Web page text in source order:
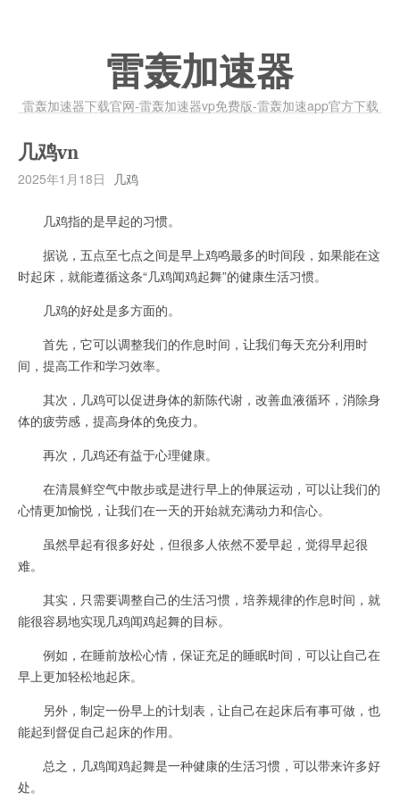
雷轰加速器
雷轰加速器下载官网-雷轰加速器vp免费版-雷轰加速app官方下载
几鸡vn
2025年1月18日 几鸡
几鸡指的是早起的习惯。
据说，五点至七点之间是早上鸡鸣最多的时间段，如果能在这
时起床，就能遵循这条“几鸡闻鸡起舞”的健康生活习惯。
几鸡的好处是多方面的。
首先，它可以调整我们的作息时间，让我们每天充分利用时
间，提高工作和学习效率。
其次，几鸡可以促进身体的新陈代谢，改善血液循环，消除身
体的疲劳感，提高身体的免疫力。
再次，几鸡还有益于心理健康。
在清晨鲜空气中散步或是进行早上的伸展运动，可以让我们的
心情更加愉悦，让我们在一天的开始就充满动力和信心。
虽然早起有很多好处，但很多人依然不爱早起，觉得早起很
难。
其实，只需要调整自己的生活习惯，培养规律的作息时间，就
能很容易地实现几鸡闻鸡起舞的目标。
例如，在睡前放松心情，保证充足的睡眠时间，可以让自己在
早上更加轻松地起床。
另外，制定一份早上的计划表，让自己在起床后有事可做，也
能起到督促自己起床的作用。
总之，几鸡闻鸡起舞是一种健康的生活习惯，可以带来许多好
处。